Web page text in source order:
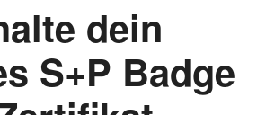
dein
S+P Badge